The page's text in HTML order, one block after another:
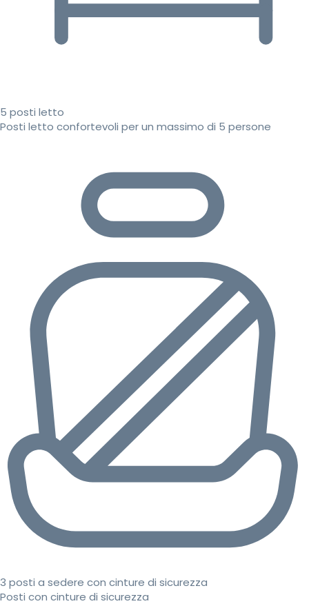
5 posti letto
Posti letto confortevoli per un massimo di 5 persone
3 posti a sedere con cinture di sicurezza
Posti con cinture di sicurezza